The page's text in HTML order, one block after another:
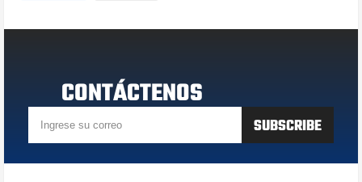
CONTÁCTENOS